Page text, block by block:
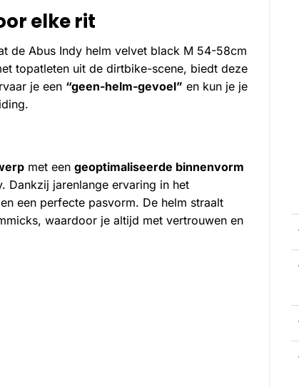
elke rit
de Abus Indy helm velvet black M 54-58cm
topatleten uit de dirtbike-scene, biedt deze
je een “geen-helm-gevoel” en kun je je
met een geoptimaliseerde binnenvorm
Dankzij jarenlange ervaring in het
en een perfecte pasvorm. De helm straalt
waardoor je altijd met vertrouwen en